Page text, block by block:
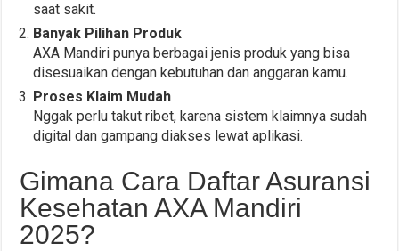
saat sakit.
Banyak Pilihan Produk
AXA Mandiri punya berbagai jenis produk yang bisa
disesuaikan dengan kebutuhan dan anggaran kamu.
Proses Klaim Mudah
Nggak perlu takut ribet, karena sistem klaimnya sudah
digital dan gampang diakses lewat aplikasi.
Gimana Cara Daftar Asuransi
Kesehatan AXA Mandiri
2025?